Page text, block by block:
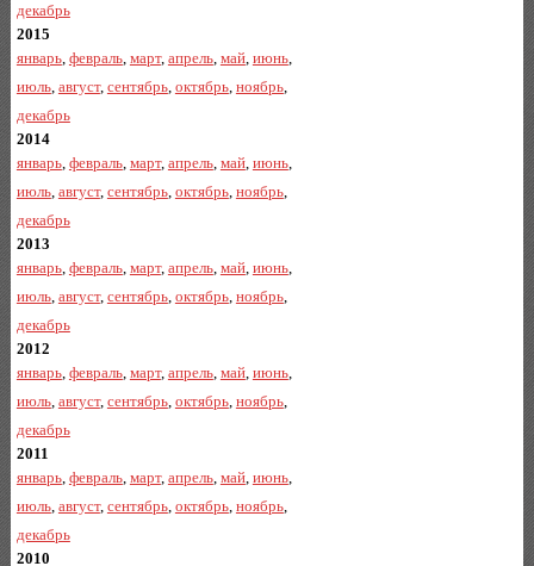
декабрь
2015
январь, февраль, март, апрель, май, июнь,
июль, август, сентябрь, октябрь, ноябрь,
декабрь
2014
январь, февраль, март, апрель, май, июнь,
июль, август, сентябрь, октябрь, ноябрь,
декабрь
2013
январь, февраль, март, апрель, май, июнь,
июль, август, сентябрь, октябрь, ноябрь,
декабрь
2012
январь, февраль, март, апрель, май, июнь,
июль, август, сентябрь, октябрь, ноябрь,
декабрь
2011
январь, февраль, март, апрель, май, июнь,
июль, август, сентябрь, октябрь, ноябрь,
декабрь
2010